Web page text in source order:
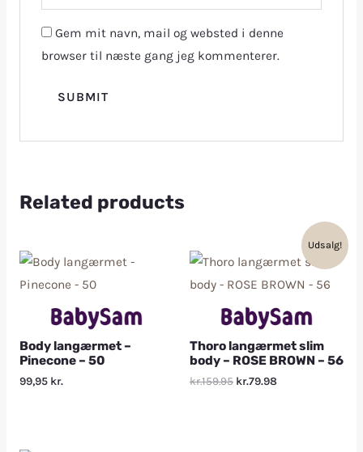
Gem mit navn, mail og websted i denne
browser til næste gang jeg kommenterer.
Related products
Body langærmet –
Pinecone – 50
99,95 kr.
Udsalg!
Thoro langærmet slim
body – ROSE BROWN – 56
kr.159.95 kr.79.98